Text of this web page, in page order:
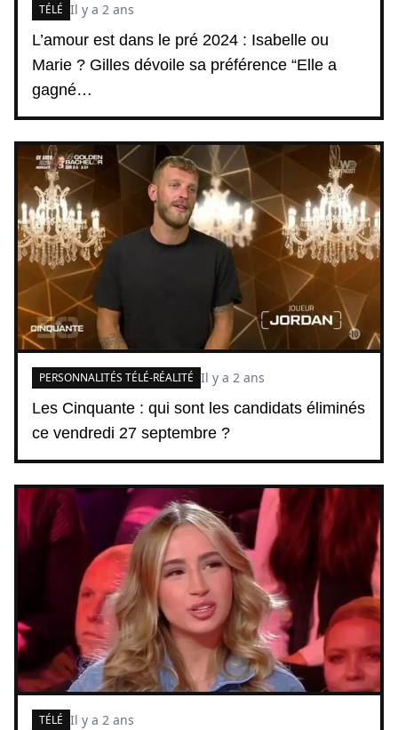
L’amour est dans le pré 2024 : Isabelle ou
Marie ? Gilles dévoile sa préférence “Elle a
gagné…
TÉLÉ Il y a 2 ans
Les Cinquante : qui sont les candidats éliminés
ce vendredi 27 septembre ?
PERSONNALITÉS TÉLÉ-RÉALITÉ Il y a 2 ans
TÉLÉ Il y a 2 ans